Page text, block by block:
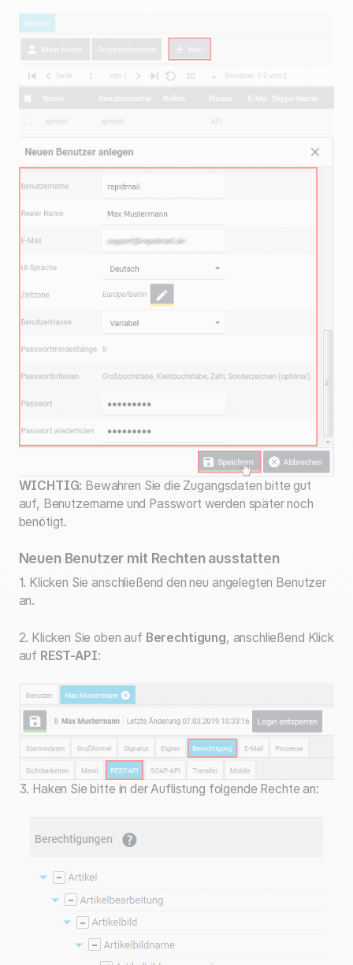
WICHTIG: Bewahren Sie die Zugangsdaten bitte gut
auf, Benutzername und Passwort werden später noch
benötigt.
Neuen Benutzer mit Rechten ausstatten
1. Klicken Sie anschließend den neu angelegten Benutzer
an.
2. Klicken Sie oben auf Berechtigung, anschließend Klick
auf REST-API:
3. Haken Sie bitte in der Auflistung folgende Rechte an: